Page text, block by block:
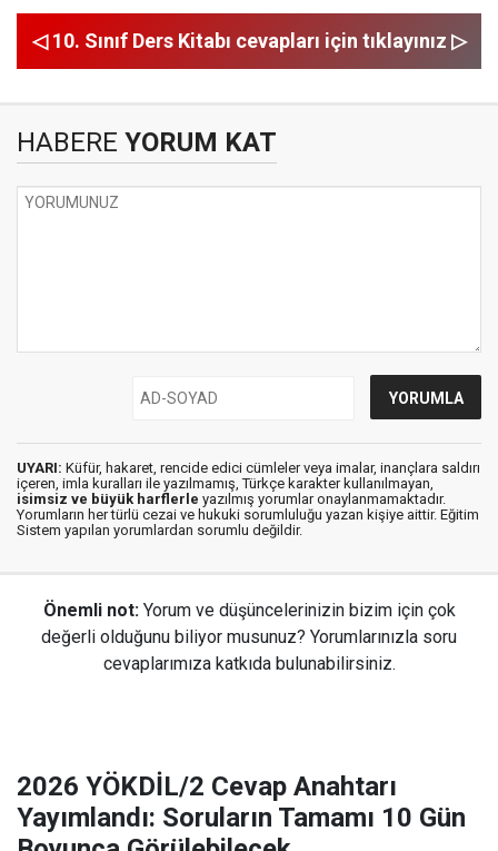
◁ 10. Sınıf Ders Kitabı cevapları için tıklayınız ▷
HABERE YORUM KAT
UYARI: Küfür, hakaret, rencide edici cümleler veya imalar, inançlara saldırı
içeren, imla kuralları ile yazılmamış, Türkçe karakter kullanılmayan,
isimsiz ve büyük harflerle yazılmış yorumlar onaylanmamaktadır.
Yorumların her türlü cezai ve hukuki sorumluluğu yazan kişiye aittir. Eğitim
Sistem yapılan yorumlardan sorumlu değildir.
Önemli not: Yorum ve düşüncelerinizin bizim için çok
değerli olduğunu biliyor musunuz? Yorumlarınızla soru
cevaplarımıza katkıda bulunabilirsiniz.
2026 YÖKDİL/2 Cevap Anahtarı
Yayımlandı: Soruların Tamamı 10 Gün